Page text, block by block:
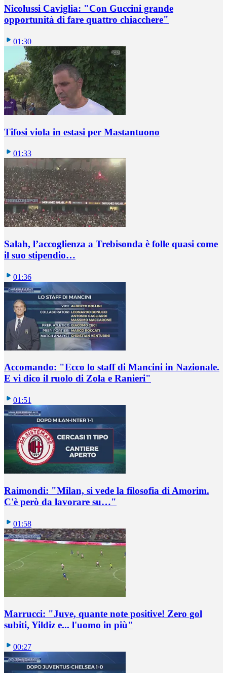
Nicolussi Caviglia: "Con Guccini grande
opportunità di fare quattro chiacchere"
01:30
Tifosi viola in estasi per Mastantuono
01:33
Salah, l’accoglienza a Trebisonda è folle quasi come
il suo stipendio…
01:36
Accomando: "Ecco lo staff di Mancini in Nazionale.
E vi dico il ruolo di Zola e Ranieri"
01:51
Raimondi: "Milan, si vede la filosofia di Amorim.
C'è però da lavorare su…"
01:58
Marrucci: "Juve, quante note positive! Zero gol
subiti, Yildiz e... l'uomo in più"
00:27